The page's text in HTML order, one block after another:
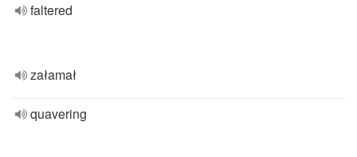
faltered
załamał
quavering